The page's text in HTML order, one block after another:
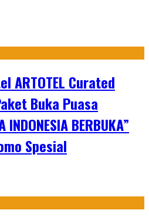
ARTOTEL Curated
Buka Puasa
INDONESIA BERBUKA”
Spesial